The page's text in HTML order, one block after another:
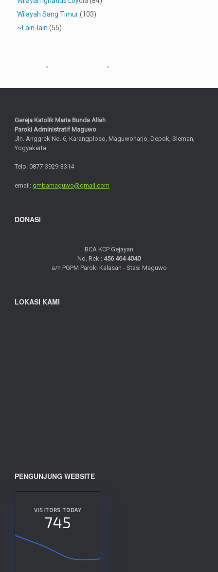
Wilayah Sang Timur(103)
~Lain-lain (55)
Gereja Katolik Maria Bunda Allah
Paroki Administratif Maguwo
Jln. Anggrek No. 6, Karangploso, Maguwoharjo, Depok, Sleman,
Yogyakarta
Telp. 0877-3929-3314
email: gmbamaguwo@gmail.com
DONASI
BCA KCP Gejayan
No. Rek : 456 464 4040
a/n PGPM Paroki Kalasan - Stasi Maguwo
LOKASI KAMI
PENGUNJUNG WEBSITE
VISITORS TODAY
745